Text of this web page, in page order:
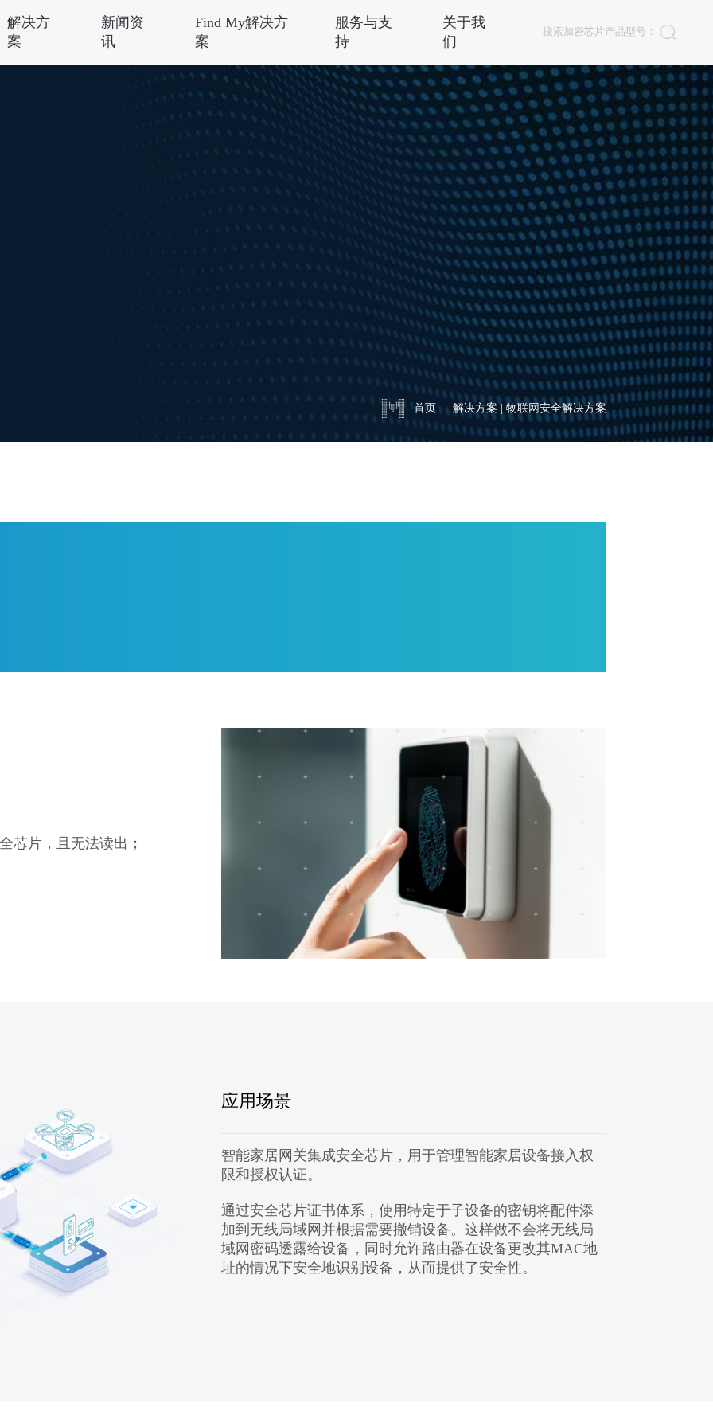
解决方
案
新闻资
讯
Find My解决方
案
服务与支
持
关于我
们
首页 解决方案 物联网安全解决方案
芯片，且无法读出；
应用场景
智能家居网关集成安全芯片，用于管理智能家居设备接入权
限和授权认证。
通过安全芯片证书体系，使用特定于子设备的密钥将配件添
加到无线局域网并根据需要撤销设备。这样做不会将无线局
域网密码透露给设备，同时允许路由器在设备更改其MAC地
址的情况下安全地识别设备，从而提供了安全性。